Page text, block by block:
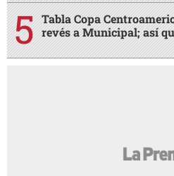
Tabla Copa
revés a Municipal; así